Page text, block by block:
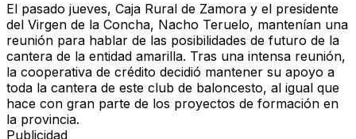
El pasado jueves, Caja Rural de Zamora y el presidente
del Virgen de la Concha, Nacho Teruelo, mantenían una
reunión para hablar de las posibilidades de futuro de la
cantera de la entidad amarilla. Tras una intensa reunión,
la cooperativa de crédito decidió mantener su apoyo a
toda la cantera de este club de baloncesto, al igual que
hace con gran parte de los proyectos de formación en
la provincia.
Publicidad